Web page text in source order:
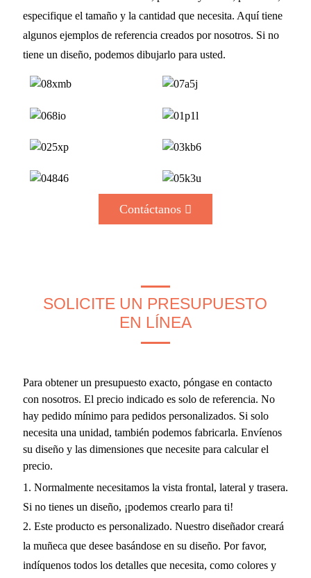
especifique el tamaño y la cantidad que necesita. Aquí tiene
algunos ejemplos de referencia creados por nosotros. Si no
tiene un diseño, podemos dibujarlo para usted.
Contáctanos
SOLICITE UN PRESUPUESTO
EN LÍNEA
Para obtener un presupuesto exacto, póngase en contacto
con nosotros. El precio indicado es solo de referencia. No
hay pedido mínimo para pedidos personalizados. Si solo
necesita una unidad, también podemos fabricarla. Envíenos
su diseño y las dimensiones que necesite para calcular el
precio.
1. Normalmente necesitamos la vista frontal, lateral y trasera.
Si no tienes un diseño, ¡podemos crearlo para ti!
2. Este producto es personalizado. Nuestro diseñador creará
la muñeca que desee basándose en su diseño. Por favor,
indíquenos todos los detalles que necesita, como colores y